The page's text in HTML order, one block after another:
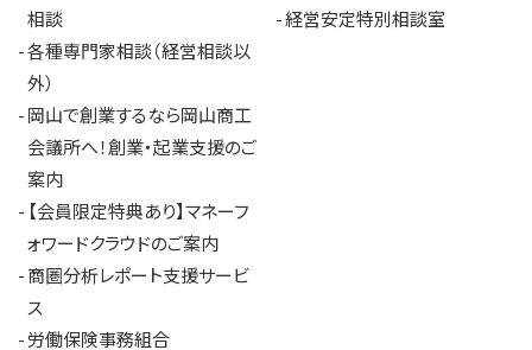
相談
各種専門家相談（経営相談以
外）
岡山で創業するなら岡山商工
会議所へ！創業・起業支援のご
案内
【会員限定特典あり】マネーフ
ォワードクラウドのご案内
商圏分析レポート支援サービ
ス
労働保険事務組合
経営安定特別相談室